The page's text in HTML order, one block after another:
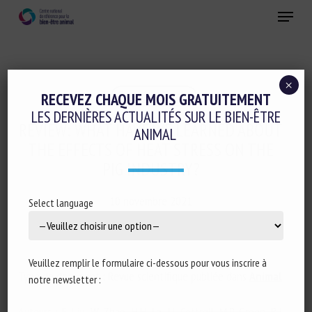
Menu
Santé animale
REVIEW: WHAT HAVE WE LEARNED ABOUT
PIG INDUSTRY?
Type de document : Revue scientifique publiée dans
RECEVEZ CHAQUE MOIS GRATUITEMENT
LES DERNIÈRES ACTUALITÉS SUR LE BIEN-ÊTRE
ANIMAL
Select language
Veuillez remplir le formulaire ci-dessous pour vous inscrire à
notre newsletter :
×